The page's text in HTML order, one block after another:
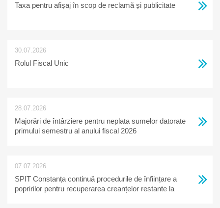
Taxa pentru afișaj în scop de reclamă și publicitate
30.07.2026
Rolul Fiscal Unic
28.07.2026
Majorări de întârziere pentru neplata sumelor datorate
primului semestru al anului fiscal 2026
07.07.2026
SPIT Constanța continuă procedurile de înființare a
popririlor pentru recuperarea creanțelor restante la